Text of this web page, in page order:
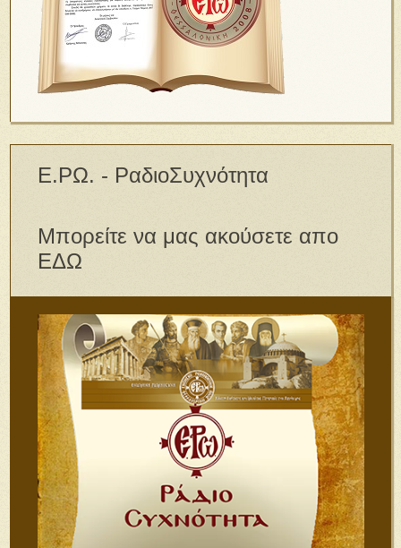
Ε.ΡΩ. - ΡαδιοΣυχνότητα
Μπορείτε να μας ακούσετε απο
ΕΔΩ